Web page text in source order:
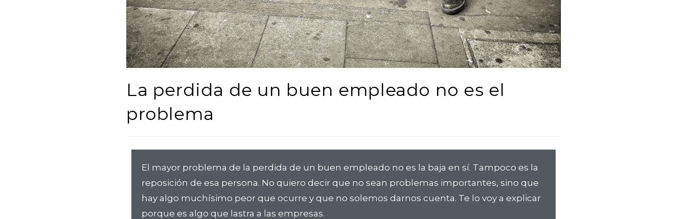
La perdida de un buen empleado no es el
problema
El mayor problema de la perdida de un buen empleado no es la baja en sí. Tampoco es la
reposición de esa persona. No quiero decir que no sean problemas importantes, sino que
hay algo muchísimo peor que ocurre y que no solemos darnos cuenta. Te lo voy a explicar
porque es algo que lastra a las empresas.